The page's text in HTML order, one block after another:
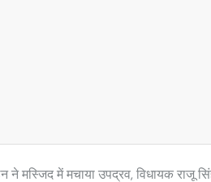
ने मस्जिद में मचाया उपद्रव, विधायक राजू